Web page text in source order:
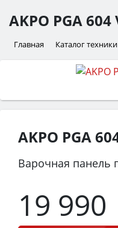
AKPO PGA 604
Главная Каталог техники
AKPO PGA
Варочная панель
19 990